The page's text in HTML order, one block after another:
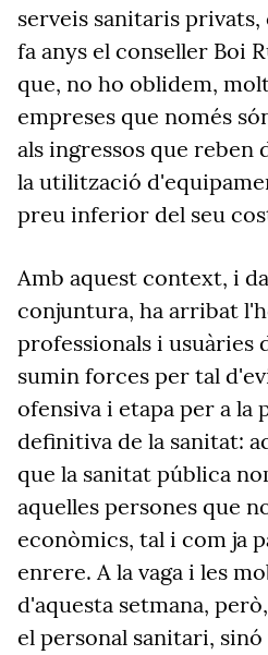
serveis sanitaris privats,
fa anys el conseller Boi
que, no ho oblidem,
empreses que només
als ingressos que reben
la utilització
preu inferior del seu
Amb aquest context, i
conjuntura, ha arribat
professionals i usuàries
sumin forces per tal
ofensiva i etapa per a la
definitiva de la sanitat:
que la sanitat pública
aquelles persones que
econòmics, tal i com ja
enrere. A la vaga i les
d'aquesta setmana,
el personal sanitari,